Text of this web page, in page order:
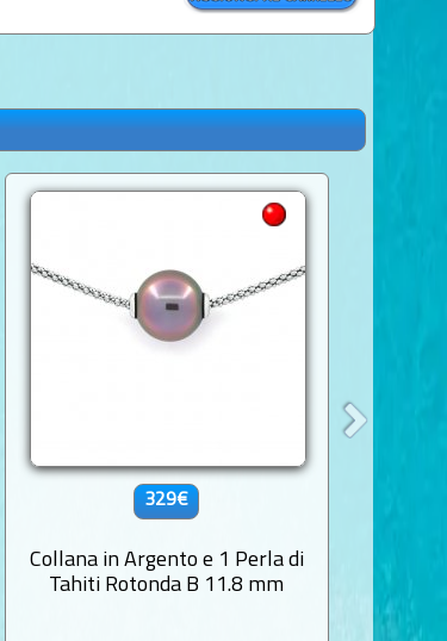
329€
Collana in Argento e 1 Perla di
Tahiti Rotonda B 11.8 mm